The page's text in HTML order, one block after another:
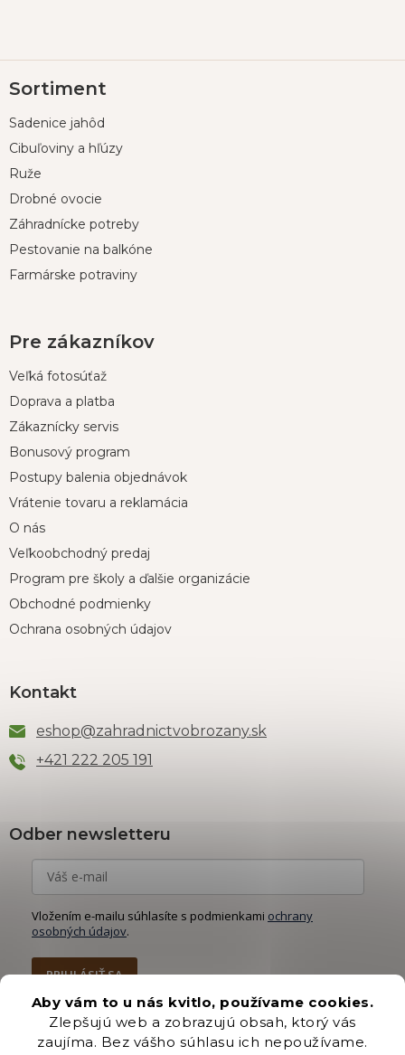
Aby vám to u nás kvitlo, používame cookies.
Zlepšujú web a zobrazujú obsah, ktorý vás
zaujíma. Bez vášho súhlasu ich nepoužívame.
á
ä
Sortiment
Sadenice jahôd
Cibuľoviny a hľúzy
Ruže
Drobné ovocie
Záhradnícke potreby
Pestovanie na balkóne
Farmárske potraviny
Pre zákazníkov
Veľká fotosúťaž
Doprava a platba
Zákaznícky servis
Bonusový program
Postupy balenia objednávok
Vrátenie tovaru a reklamácia
O nás
Veľkoobchodný predaj
Program pre školy a ďalšie organizácie
Obchodné podmienky
Ochrana osobných údajov
Kontakt
eshop@zahradnictvobrozany.sk
+421 222 205 191
Odber newsletteru
Vložením e-mailu súhlasíte s podmienkami ochrany
osobných údajov.
PRIHLÁSIŤ SA